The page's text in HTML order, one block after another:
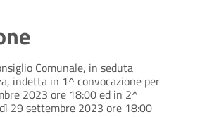
Comunale, in seduta
indetta in 1^ convocazione per
2023 ore 18:00 ed in 2^
29 settembre 2023 ore 18:00